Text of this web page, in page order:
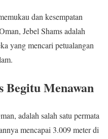
dan kesempatan
Jebel Shams adalah
yang mencari petualangan
Begitu Menawan
adalah salah satu permata
mencapai 3.009 meter di